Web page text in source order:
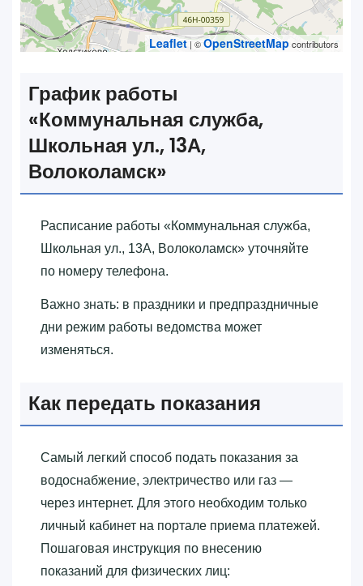
Leaflet| ©OpenStreetMap contributors
График работы
«‎Коммунальная служба,
Школьная ул., 13А,
Волоколамск»‎
Расписание работы «‎Коммунальная служба,
Школьная ул., 13А, Волоколамск»‎ уточняйте
по номеру телефона.
Важно знать: в праздники и предпраздничные
дни режим работы ведомства может
изменяться.
Как передать показания
Самый легкий способ подать показания за
водоснабжение, электричество или газ —
через интернет. Для этого необходим только
личный кабинет на портале приема платежей.
Пошаговая инструкция по внесению
показаний для физических лиц: